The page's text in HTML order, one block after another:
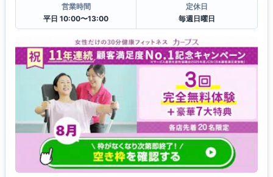
営業時間
平日 10:00〜13:00
定休日
毎週日曜日